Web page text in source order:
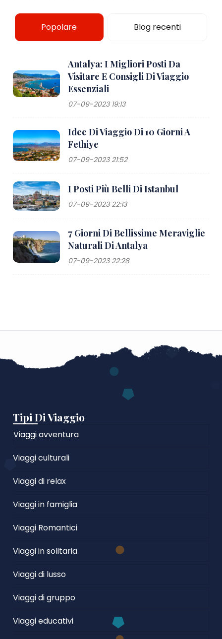
Popolare Blog recenti
Antalya: I Migliori Posti Da
Visitare E Consigli Di Viaggio
Essenziali
07-09-2023 19:13
Idee Di Viaggio Di 10 Giorni A
Fethiye
07-09-2023 21:52
I Posti Più Belli Di Istanbul
07-09-2023 22:13
7 Giorni Di Bellissime Meraviglie
Naturali Di Antalya
07-09-2023 22:28
Tipi Di Viaggio
Viaggi avventura
Viaggi culturali
Viaggi di relax
Viaggi in famiglia
Viaggi Romantici
Viaggi in solitaria
Viaggi di lusso
Viaggi di gruppo
Viaggi educativi